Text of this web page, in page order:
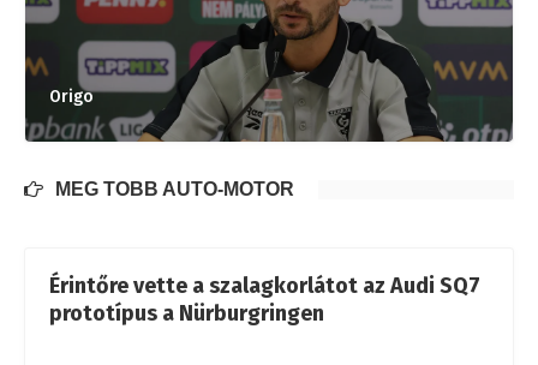
Origo
MÉG TÖBB AUTÓ-MOTOR
Érintőre vette a szalagkorlátot az Audi SQ7
prototípus a Nürburgringen